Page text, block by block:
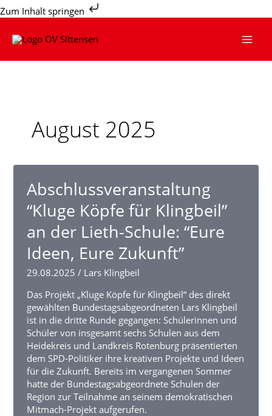
Zum Inhalt springen
Zum
Inhalt
August 2025
Abschlussveranstaltung
“Kluge Köpfe für Klingbeil”
an der Lieth-Schule: “Eure
Ideen, Eure Zukunft”
29.08.2025/ Lars Klingbeil
Das Projekt „Kluge Köpfe für Klingbeil“ des direkt
gewählten Bundestagsabgeordneten Lars Klingbeil
ist in die dritte Runde gegangen: Schülerinnen und
Schüler von insgesamt sechs Schulen aus dem
Heidekreis und Landkreis Rotenburg präsentierten
dem SPD-Politiker ihre kreativen Projekte und Ideen
für die Zukunft. Bereits im vergangenen Sommer
hatte der Bundestagsabgeordnete Schulen der
Region zur Teilnahme an seinem demokratischen
Mitmach-Projekt aufgerufen.